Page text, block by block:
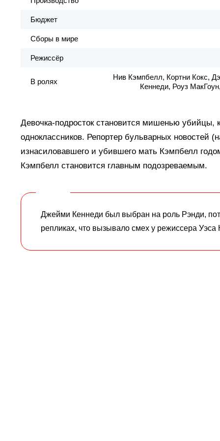
Бюджет
Сборы в мире
Режиссёр
В ролях
Нив Кэмпбелл, Кортни Кокс,
Кеннеди, Роуз
Девочка-подросток становится мишенью убийцы,
одноклассников. Репортер бульварных новостей
изнасиловавшего и убившего мать Кэмпбелл
Кэмпбелл становится главным подозреваемым.
Джейми Кеннеди был выбран на роль Рэнди,
репликах, что вызывало смех у режиссера Уэса